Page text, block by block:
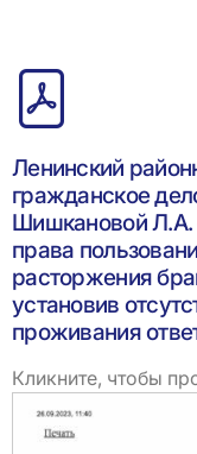
Ленинский
гражданское
Шишкановой Л.А.
права
расторжения
установив
проживания
Кликните, чтобы